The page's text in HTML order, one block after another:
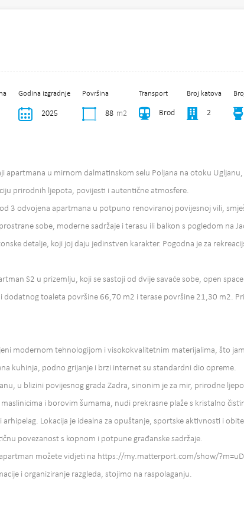
Godina izgradnje
2025
Površina
88 m2
Transport
Brod
Broj katova
2
apartmana u mirnom dalmatinskom selu Poljana na otoku
prirodnih ljepota, povijesti i autentične atmosfere.
3 odvojena apartmana u potpuno renoviranoj povijesnoj vili,
sobe, moderne sadržaje i terasu ili balkon s pogledom na
detalje, koji joj daju jedinstven karakter. Pogodna je za
S2 u prizemlju, koji se sastoji od dvije savaće sobe, open
dodatnog toaleta površine 66,70 m2 i terase površine 21,30 m2.
modernom tehnologijom i visokokvalitetnim materijalima, što
kuhinja, podno grijanje i brzi internet su standardni dio opreme.
u blizini povijesnog grada Zadra, sinonim je za mir, prirodne
i borovim šumama, nudi prekrasne plaže s kristalno
arhipelag. Lokacija je idealna za opuštanje, sportske aktivnosti i
povezanost s kopnom i potpune građanske sadržaje.
možete vidjeti na https://my.matterport.com/show/
i organiziranje razgleda, stojimo na raspolaganju.